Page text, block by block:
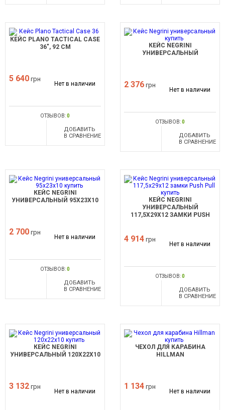
КЕЙС PLANO TACTICAL CASE
36", 92 СМ
5 640 грн
Нет в наличии
ОТЗЫВОВ:0
ДОБАВИТЬ
В СРАВНЕНИЕ
КЕЙС NEGRINI
УНИВЕРСАЛЬНЫЙ
2 376 грн
Нет в наличии
ОТЗЫВОВ:0
ДОБАВИТЬ
В СРАВНЕНИЕ
КЕЙС NEGRINI
УНИВЕРСАЛЬНЫЙ 95X23X10
2 700 грн
Нет в наличии
ОТЗЫВОВ:0
ДОБАВИТЬ
В СРАВНЕНИЕ
КЕЙС NEGRINI
УНИВЕРСАЛЬНЫЙ
117,5X29X12 ЗАМКИ PUSH
4 914 грн
Нет в наличии
ОТЗЫВОВ:0
ДОБАВИТЬ
В СРАВНЕНИЕ
КЕЙС NEGRINI
УНИВЕРСАЛЬНЫЙ 120X22X10
3 132 грн
Нет в наличии
ЧЕХОЛ ДЛЯ КАРАБИНА
HILLMAN
1 134 грн
Нет в наличии